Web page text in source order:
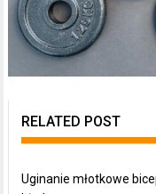
RELATED POST
Uginanie młotkowe